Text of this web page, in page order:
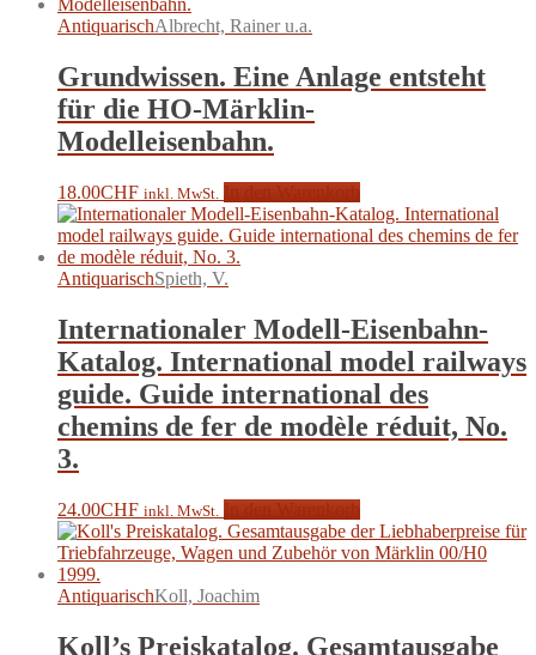
AntiquarischAlbrecht, Rainer u.a.
Grundwissen. Eine Anlage entsteht
für die HO-Märklin-
Modelleisenbahn.
18.00CHF inkl. MwSt.
AntiquarischSpieth, V.
Internationaler Modell-Eisenbahn-
Katalog. International model railways
guide. Guide international des
chemins de fer de modèle réduit, No.
3.
24.00CHF inkl. MwSt.
AntiquarischKoll, Joachim
Koll’s Preiskatalog. Gesamtausgabe